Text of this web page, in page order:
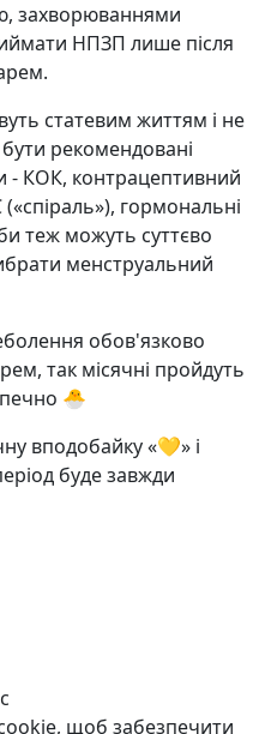
захворюваннями
НПЗП лише після
статевим життям і не
рекомендовані
- КОК, контрацептивний
гормональні
теж можуть суттєво
менструальний
обов'язково
так місячні пройдуть
🐣
вподобайку «💛» i
буде завжди
щоб забезпечити